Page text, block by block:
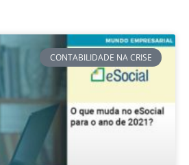
CONTABILIDADE NA CRISE